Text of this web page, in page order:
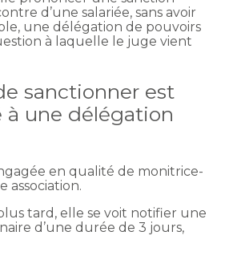
d’une salariée, sans avoir
une délégation de pouvoirs
à laquelle le juge vient
sanctionner est
une délégation
en qualité de monitrice-
association.
tard, elle se voit notifier une
d’une durée de 3 jours,